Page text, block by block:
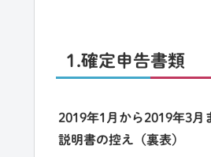
1.確定申告書類
2019年1月から2019年3月
説明書の控え（裏表）